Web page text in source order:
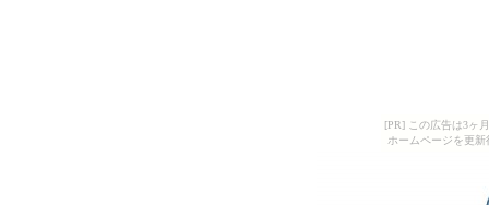
[PR] この広告は3ヶ
ホームページを更